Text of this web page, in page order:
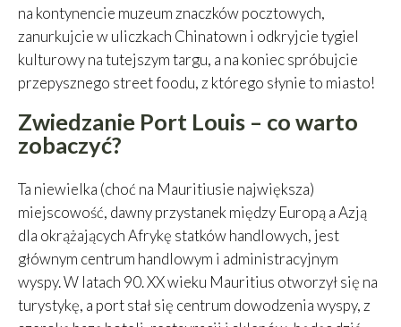
na kontynencie muzeum znaczków pocztowych,
zanurkujcie w uliczkach Chinatown i odkryjcie tygiel
kulturowy na tutejszym targu, a na koniec spróbujcie
przepysznego street foodu, z którego słynie to miasto!
Zwiedzanie Port Louis – co warto
zobaczyć?
Ta niewielka (choć na Mauritiusie największa)
miejscowość, dawny przystanek między Europą a Azją
dla okrążających Afrykę statków handlowych, jest
głównym centrum handlowym i administracyjnym
wyspy. W latach 90. XX wieku Mauritius otworzył się na
turystykę, a port stał się centrum dowodzenia wyspy, z